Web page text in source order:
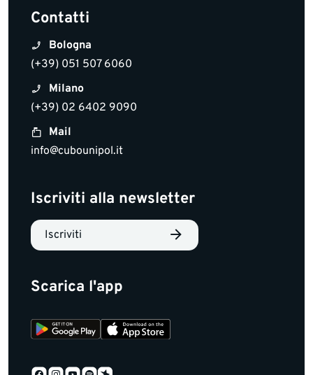
Contatti
Bologna
(+39) 051 507 6060
Milano
(+39) 02 6402 9090
Mail
info@cubounipol.it
Iscriviti alla newsletter
Iscriviti
Scarica l'app